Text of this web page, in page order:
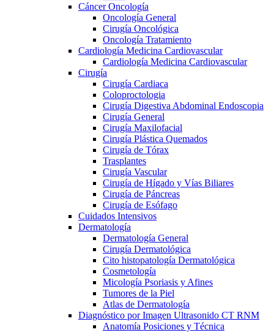
Cáncer Oncología
Oncología General
Cirugía Oncológica
Oncología Tratamiento
Cardiología Medicina Cardiovascular
Cardiología Medicina Cardiovascular
Cirugía
Cirugía Cardiaca
Coloproctologia
Cirugía Digestiva Abdominal Endoscopia
Cirugía General
Cirugía Maxilofacial
Cirugía Plástica Quemados
Cirugía de Tórax
Trasplantes
Cirugía Vascular
Cirugía de Hígado y Vías Biliares
Cirugía de Páncreas
Cirugía de Esófago
Cuidados Intensivos
Dermatología
Dermatología General
Cirugía Dermatológica
Cito histopatología Dermatológica
Cosmetología
Micología Psoriasis y Afines
Tumores de la Piel
Atlas de Dermatología
Diagnóstico por Imagen Ultrasonido CT RNM
Anatomía Posiciones y Técnica